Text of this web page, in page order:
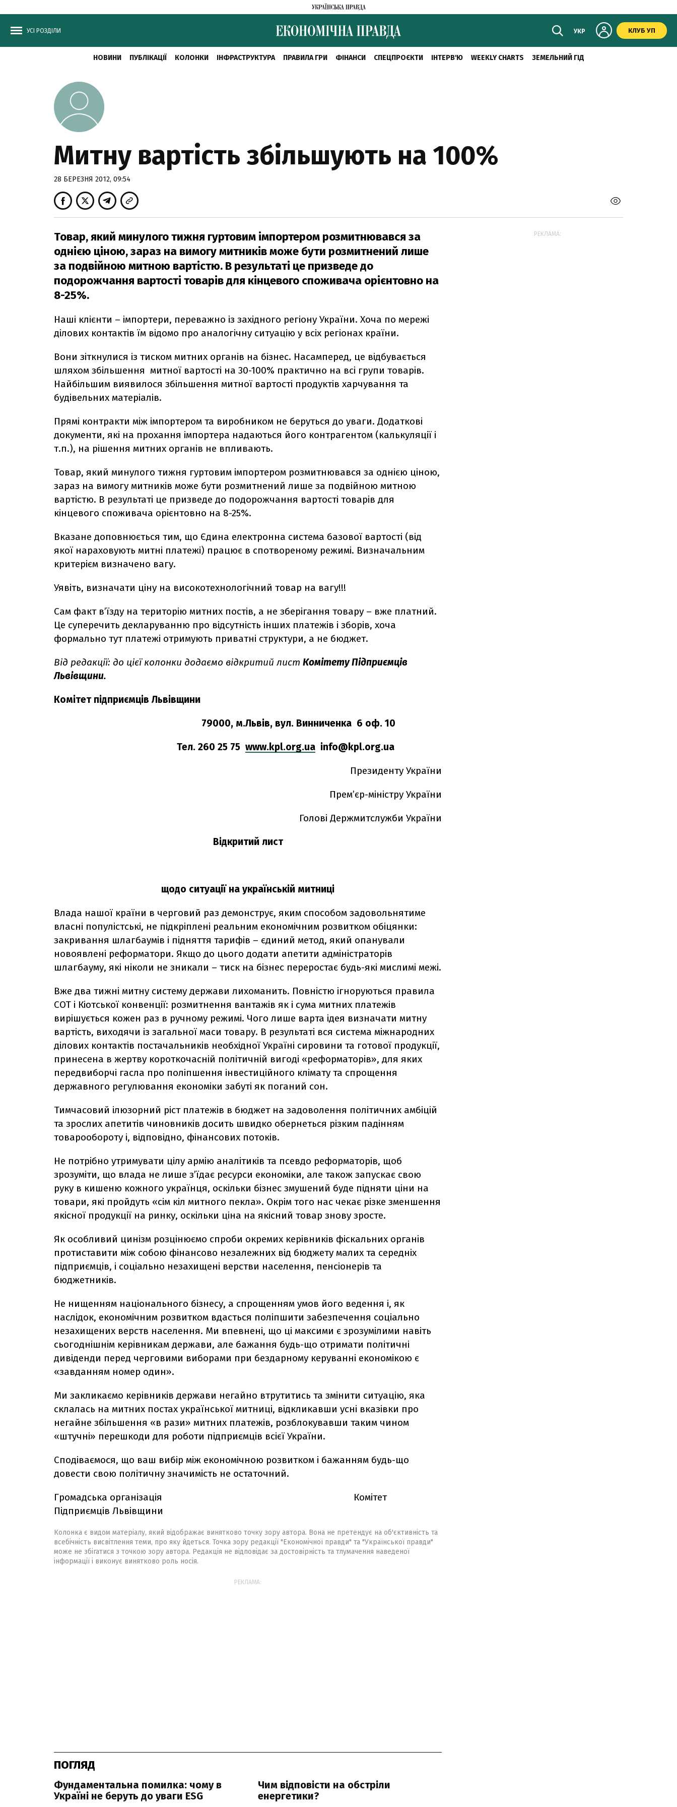
УСІ РОЗДІЛИ УКР КЛУБ УП
НОВИНИ ПУБЛІКАЦІЇ КОЛОНКИ ІНФРАСТРУКТУРА ПРАВИЛА ГРИ ФІНАНСИ СПЕЦПРОЄКТИ ІНТЕРВ'Ю WEEKLY CHARTS ЗЕМЕЛЬНИЙ ГІД
Митну вартість збільшують на 100%
28 БЕРЕЗНЯ 2012, 09:54
Товар, який минулого тижня гуртовим імпортером розмитнювався за
однією ціною, зараз на вимогу митників може бути розмитнений лише
за подвійною митною вартістю. В результаті це призведе до
подорожчання вартості товарів для кінцевого споживача орієнтовно на
8-25%.
Наші клієнти – імпортери, переважно із західного регіону України. Хоча по мережі
ділових контактів їм відомо про аналогічну ситуацію у всіх регіонах країни.
Вони зіткнулися із тиском митних органів на бізнес. Насамперед, це відбувається
шляхом збільшення митної вартості на 30-100% практично на всі групи товарів.
Найбільшим виявилося збільшення митної вартості продуктів харчування та
будівельних матеріалів.
Прямі контракти між імпортером та виробником не беруться до уваги. Додаткові
документи, які на прохання імпортера надаються його контрагентом (калькуляції і
т.п.), на рішення митних органів не впливають.
Товар, який минулого тижня гуртовим імпортером розмитнювався за однією ціною,
зараз на вимогу митників може бути розмитнений лише за подвійною митною
вартістю. В результаті це призведе до подорожчання вартості товарів для
кінцевого споживача орієнтовно на 8-25%.
Вказане доповнюється тим, що Єдина електронна система базової вартості (від
якої нараховують митні платежі) працює в спотвореному режимі. Визначальним
критерієм визначено вагу.
Уявіть, визначати ціну на високотехнологічний товар на вагу!!!
Сам факт в’їзду на територію митних постів, а не зберігання товару – вже платний.
Це суперечить декларуванню про відсутність інших платежів і зборів, хоча
формально тут платежі отримують приватні структури, а не бюджет.
Від редакції: до цієї колонки додаємо відкритий лист Комітету Підприємців
Львівщини.
Комітет підприємців Львівщини
79000, м.Львів, вул. Винниченка 6 оф. 10
Тел. 260 25 75 www.kpl.org.ua info@kpl.org.ua
Президенту України
Прем’єр-міністру України
Голові Держмитслужби України
Відкритий лист
щодо ситуації на українській митниці
Влада нашої країни в черговий раз демонструє, яким способом задовольнятиме
власні популістські, не підкріплені реальним економічним розвитком обіцянки:
закривання шлагбаумів і підняття тарифів – єдиний метод, який опанували
новоявлені реформатори. Якщо до цього додати апетити адміністраторів
шлагбауму, які ніколи не зникали – тиск на бізнес переростає будь-які мислимі межі.
Вже два тижні митну систему держави лихоманить. Повністю ігноруються правила
СОТ і Кіотської конвенції: розмитнення вантажів як і сума митних платежів
вирішується кожен раз в ручному режимі. Чого лише варта ідея визначати митну
вартість, виходячи із загальної маси товару. В результаті вся система міжнародних
ділових контактів постачальників необхідної Україні сировини та готової продукції,
принесена в жертву короткочасній політичній вигоді «реформаторів», для яких
передвиборчі гасла про поліпшення інвестиційного клімату та спрощення
державного регулювання економіки забуті як поганий сон.
Тимчасовий ілюзорний ріст платежів в бюджет на задоволення політичних амбіцій
та зрослих апетитів чиновників досить швидко обернеться різким падінням
товарообороту і, відповідно, фінансових потоків.
Не потрібно утримувати цілу армію аналітиків та псевдо реформаторів, щоб
зрозуміти, що влада не лише з’їдає ресурси економіки, але також запускає свою
руку в кишеню кожного українця, оскільки бізнес змушений буде підняти ціни на
товари, які пройдуть «сім кіл митного пекла». Окрім того нас чекає різке зменшення
якісної продукції на ринку, оскільки ціна на якісний товар знову зросте.
Як особливий цинізм розцінюємо спроби окремих керівників фіскальних органів
протиставити між собою фінансово незалежних від бюджету малих та середніх
підприємців, і соціально незахищені верстви населення, пенсіонерів та
бюджетників.
Не нищенням національного бізнесу, а спрощенням умов його ведення і, як
наслідок, економічним розвитком вдасться поліпшити забезпечення соціально
незахищених верств населення. Ми впевнені, що ці максими є зрозумілими навіть
сьогоднішнім керівникам держави, але бажання будь-що отримати політичні
дивіденди перед черговими виборами при бездарному керуванні економікою є
«завданням номер один».
Ми закликаємо керівників держави негайно втрутитись та змінити ситуацію, яка
склалась на митних постах української митниці, відкликавши усні вказівки про
негайне збільшення «в рази» митних платежів, розблокувавши таким чином
«штучні» перешкоди для роботи підприємців всієї України.
Сподіваємося, що ваш вибір між економічною розвитком і бажанням будь-що
довести свою політичну значимість не остаточний.
Громадська організація Комітет
Підприємців Львівщини
Колонка є видом матеріалу, який відображає винятково точку зору автора. Вона не претендує на об'єктивність та
всебічність висвітлення теми, про яку йдеться. Точка зору редакції "Економічної правди" та "Української правди"
може не збігатися з точкою зору автора. Редакція не відповідає за достовірність та тлумачення наведеної
інформації і виконує винятково роль носія.
РЕКЛАМА:
ПОГЛЯД
Фундаментальна помилка: чому в
Україні не беруть до уваги ESG
Чим відповісти на обстріли
енергетики?
РЕКЛАМА: